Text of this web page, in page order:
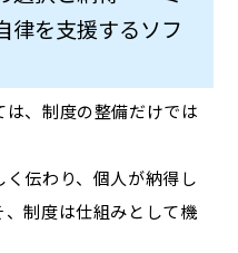
律を支援するソフ
、制度の整備だけでは
伝わり、個人が納得し
制度は仕組みとして機